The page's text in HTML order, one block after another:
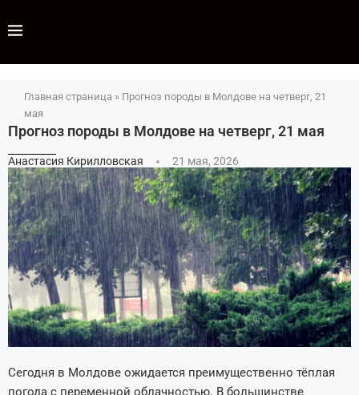
Главная страница » Прогноз породы в Молдове на четверг, 21
мая
Прогноз породы в Молдове на четверг, 21 мая
Анастасия Кирилловская 21 мая, 2026
Сегодня в Молдове ожидается преимущественно тёплая
погода с переменной облачностью. В большинстве